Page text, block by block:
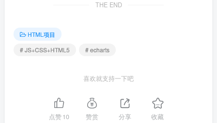
THE END
HTML项目
# JS+CSS+HTML5
# echarts
喜欢就支持一下吧
点赞10 赞赏 分享 收藏